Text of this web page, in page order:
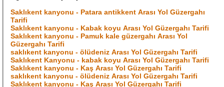
Saklıkent kanyonu - Patara antikkent Arası Yol Güzergahı
Tarifi
Saklıkent kanyonu - Kabak koyu Arası Yol Güzergahı Tarifi
Saklıkent kanyonu - Pamuk kale güzergahı Arası Yol
Güzergahı Tarifi
saklıkent kanyonu - ölüdeniz Arası Yol Güzergahı Tarifi
Saklıkent Kanyonu - kabak koyu Arası Yol Güzergahı Tarifi
Saklıkent kanyonu - Kaş Arası Yol Güzergahı Tarifi
saklıkent kanyonu - ölüdeniz Arası Yol Güzergahı Tarifi
Saklıkent kanyonu - Kaş Arası Yol Güzergahı Tarifi